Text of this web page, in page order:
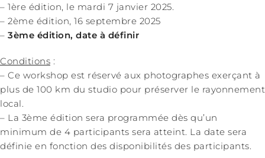
– 1ère édition, le mardi 7 janvier 2025.
– 2ème édition, 16 septembre 2025
– 3ème édition, date à définir
Conditions :
– Ce workshop est réservé aux photographes exerçant à
plus de 100 km du studio pour préserver le rayonnement
local.
– La 3ème édition sera programmée dès qu’un
minimum de 4 participants sera atteint. La date sera
définie en fonction des disponibilités des participants.